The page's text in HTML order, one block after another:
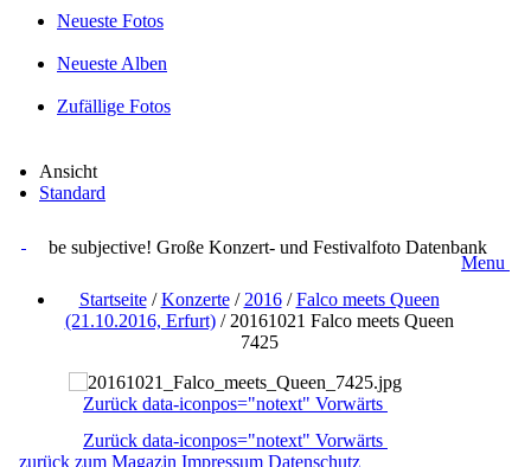
Neueste Fotos
Neueste Alben
Zufällige Fotos
Ansicht
Standard
be subjective! Große Konzert- und Festivalfoto Datenbank
Menu
Startseite/Konzerte/ 2016/Falco meets Queen
(21.10.2016, Erfurt)/ 20161021 Falco meets Queen
7425
Zurück data-iconpos="notext" Vorwärts
Zurück data-iconpos="notext" Vorwärts
zurück zum Magazin Impressum Datenschutz